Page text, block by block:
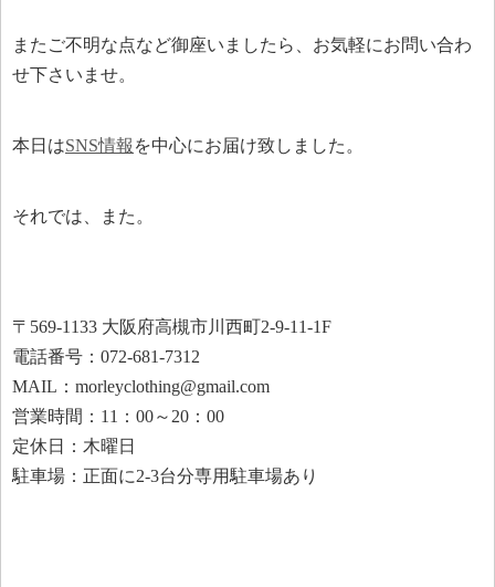
またご不明な点など御座いましたら、お気軽にお問い合わ
せ下さいませ。
本日はSNS情報 を中心にお届け致しました。
それでは、また。
〒569-1133 大阪府高槻市川西町2-9-11-1F
電話番号：072-681-7312
MAIL：morleyclothing@gmail.com
営業時間：11：00～20：00
定休日：木曜日
駐車場：正面に2-3台分専用駐車場あり